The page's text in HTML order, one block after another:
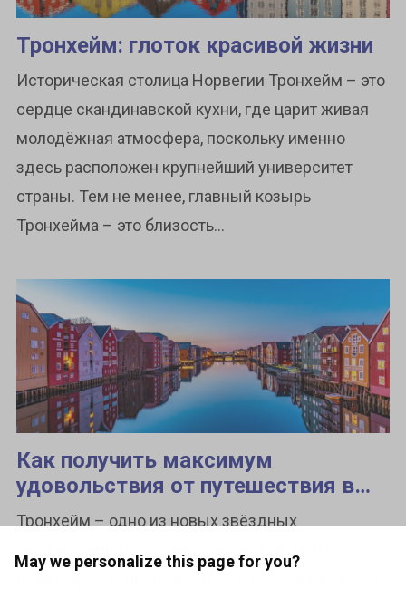
May we personalize this page for you?
Тронхейм: глоток красивой жизни
Историческая столица Норвегии Тронхейм – это
сердце скандинавской кухни, где царит живая
молодёжная атмосфера, поскольку именно
здесь расположен крупнейший университет
страны. Тем не менее, главный козырь
Тронхейма – это близость...
Как получить максимум
удовольствия от путешествия в
Тронхейм
Тронхейм – одно из новых звёздных